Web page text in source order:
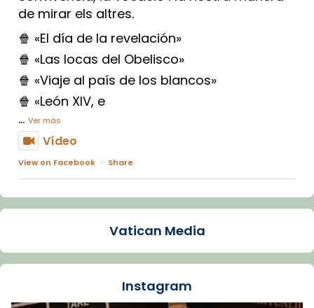
de mirar els altres.
🍿 «El día de la revelación»
🍿 «Las locas del Obelisco»
🍿 «Viaje al país de los blancos»
🍿 «León XIV, e
... Ver más
Vídeo
View on Facebook · Share
Arquebisbat de Barcelona
La Carmina va patir depressió. Fa gairebé
dos mesos, a l'Estadi Lluís Companys, la
Vatican Media
Instagram